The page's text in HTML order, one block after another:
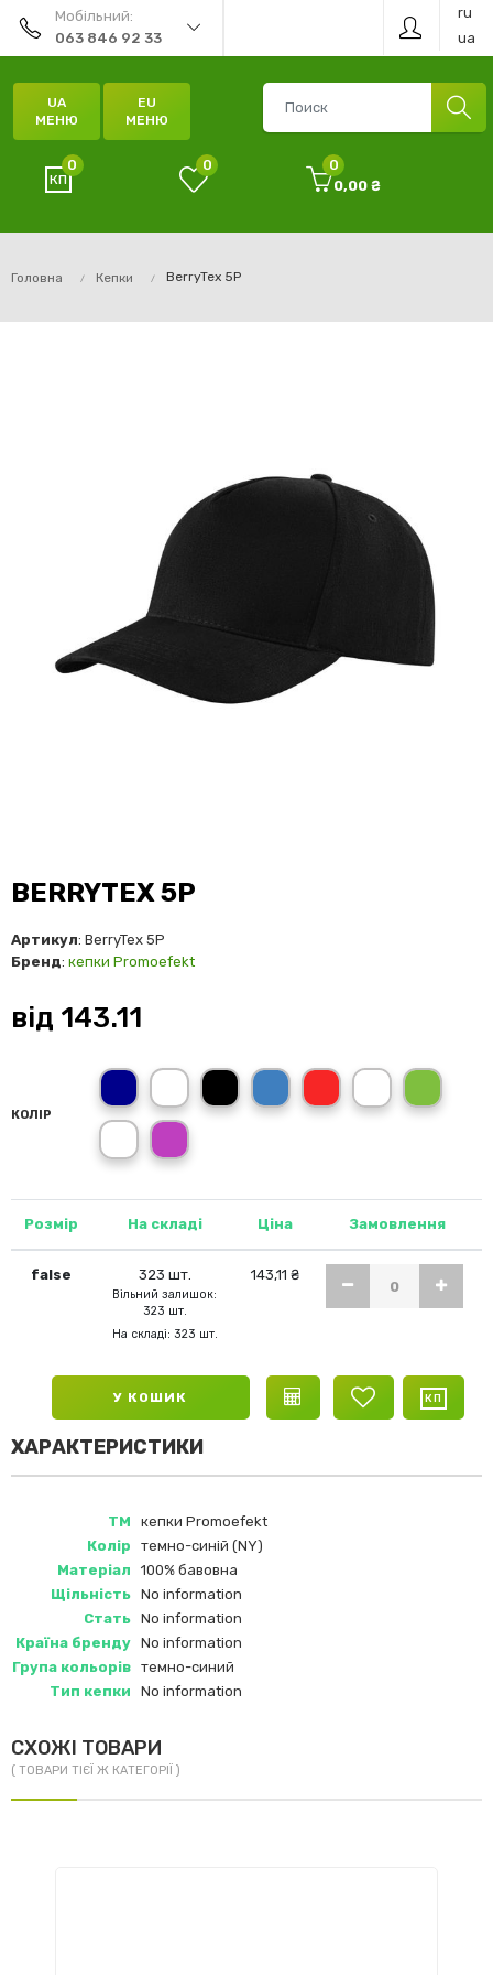
Мобільний:
063 846 92 33
ru
ua
UA
МЕНЮ
EU
МЕНЮ
0 0
0
0,00 ₴
Головна Кепки BerryTex 5P
BERRYTEX 5P
Артикул: BerryTex 5P
Бренд: кепки Promoefekt
від 143.11
КОЛІР
темно-синій (NY)
темно-сірий графіт (GF)
чорний (BK)синій (RB)червоний (RD)
білий (WH)зелений
світло-сірий (JASZ)
рожевий (PK)
Розмір На складі Ціна Замовлення
false 323 шт.
Вільний залишок:
323 шт.
На складі: 323 шт.
143,11 ₴
У КОШИК
ХАРАКТЕРИСТИКИ
ТМ
кепки Promoefekt
Колір
темно-синій (NY)
Матеріал
100% бавовна
Щільність No information
Стать No information
Країна бренду No information
Група кольорів темно-синий
Тип кепки
No information
СХОЖІ ТОВАРИ
( ТОВАРИ ТІЄЇ Ж КАТЕГОРІЇ )